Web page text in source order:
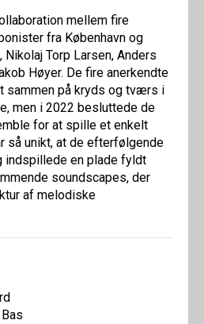
mellem fire
fra København og
Nikolaj Torp Larsen, Anders
Høyer. De fire anerkendte
sammen på kryds og tværs i
men i 2022 besluttede de
for at spille et enkelt
så unikt, at de efterfølgende
indspillede en plade fyldt
soundscapes, der
af melodiske